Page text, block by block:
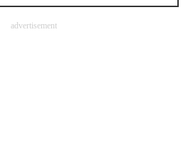
advertisement